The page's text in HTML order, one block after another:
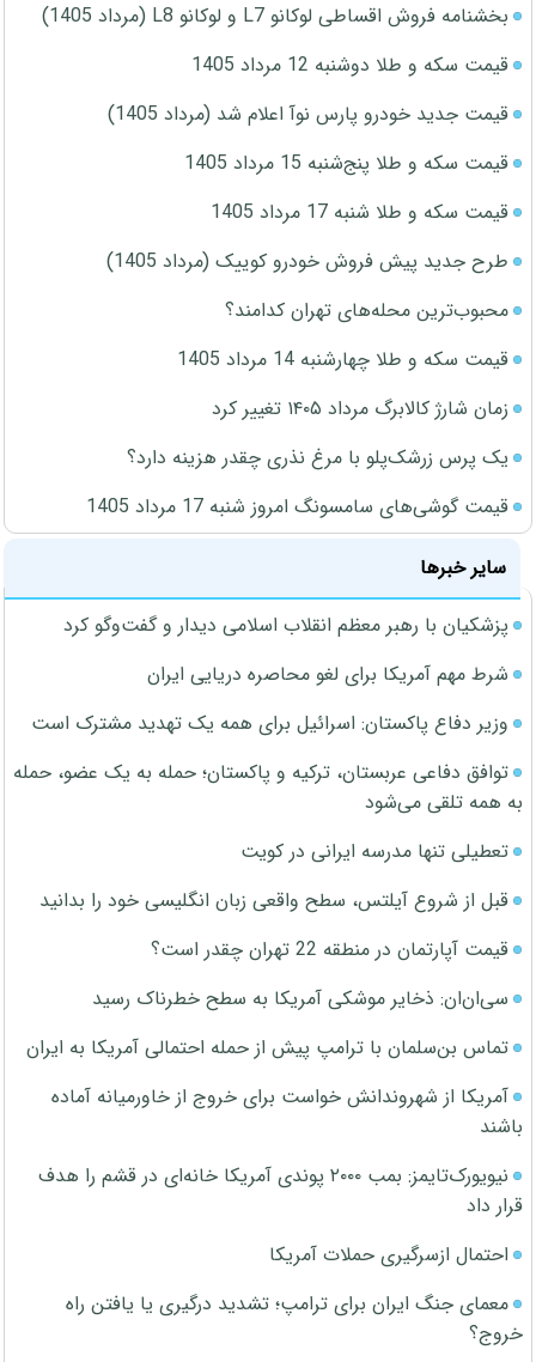
بخشنامه فروش اقساطی لوکانو L7 و لوکانو L8 (مرداد 1405)
قیمت سکه و طلا دوشنبه 12 مرداد 1405
قیمت جدید خودرو پارس نوآ اعلام شد (مرداد 1405)
قیمت سکه و طلا پنج‌شنبه 15 مرداد 1405
قیمت سکه و طلا شنبه 17 مرداد 1405
طرح جدید پیش فروش خودرو کوییک (مرداد 1405)
محبوب‌ترین محله‌های تهران کدامند؟
قیمت سکه و طلا چهارشنبه 14 مرداد 1405
زمان شارژ کالابرگ مرداد ۱۴۰۵ تغییر کرد
یک پرس زرشک‌پلو با مرغ نذری چقدر هزینه دارد؟
قیمت گوشی‌های سامسونگ امروز شنبه 17 مرداد 1405
سایر خبرها
پزشکیان با رهبر معظم انقلاب اسلامی دیدار و گفت‌وگو کرد
شرط مهم آمریکا برای لغو محاصره دریایی ایران
وزیر دفاع پاکستان: اسرائیل برای همه یک تهدید مشترک است
توافق دفاعی عربستان، ترکیه و پاکستان؛ حمله به یک عضو، حمله
به همه تلقی می‌شود
تعطیلی تنها مدرسه ایرانی در کویت
قبل از شروع آیلتس، سطح واقعی زبان انگلیسی خود را بدانید
قیمت آپارتمان در منطقه 22 تهران چقدر است؟
سی‌ان‌ان: ذخایر موشکی آمریکا به سطح خطرناک رسید
تماس بن‌سلمان با ترامپ پیش از حمله احتمالی آمریکا به ایران
آمریکا از شهروندانش خواست برای خروج از خاورمیانه آماده
باشند
نیویورک‌تایمز: بمب ۲۰۰۰ پوندی آمریکا خانه‌ای در قشم را هدف
قرار داد
احتمال ازسرگیری حملات آمریکا
معمای جنگ ایران برای ترامپ؛ تشدید درگیری یا یافتن راه
خروج؟